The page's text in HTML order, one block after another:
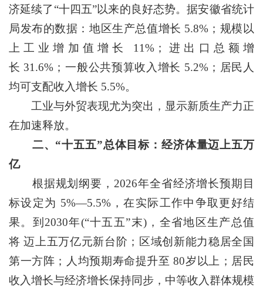
济延续了“十四五”以来的良好态势。据安徽省统计
局发布的数据：地区生产总值增长 5.8%；规模以
上工业增加值增长 11%；进出口总额增
长 31.6%；一般公共预算收入增长 5.2%；居民人
均可支配收入增长 5.5%。
工业与外贸表现尤为突出，显示新质生产力正
在加速释放。
二、“十五五”总体目标：经济体量迈上五万
亿
根据规划纲要，2026年全省经济增长预期目
标设定为 5%—5.5%，在实际工作中争取更好结
果。到2030年(“十五五”末)，全省地区生产总值
将 迈上五万亿元新台阶；区域创新能力稳居全国
第一方阵；人均预期寿命提升至 80岁以上；居民
收入增长与经济增长保持同步，中等收入群体规模